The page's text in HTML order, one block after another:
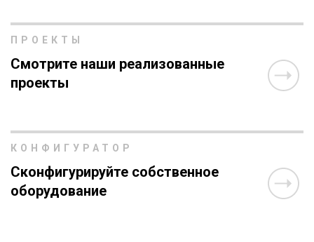
ПРОЕКТЫ
Смотрите наши реализованные
проекты
КОНФИГУРАТОР
Сконфигурируйте собственное
оборудование